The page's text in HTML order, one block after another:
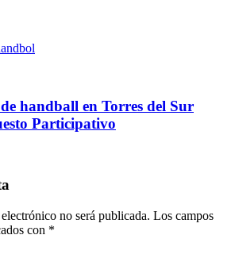
handball en Torres del Sur
Participativo
no será publicada. Los campos
con *